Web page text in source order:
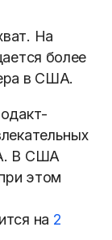
На
более
в США.
В США
этом
на 2